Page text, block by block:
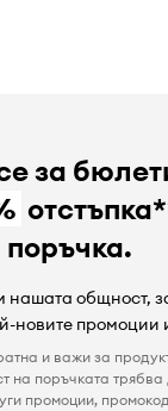
за
поръчка.
нашата общност,
новите промоции
и важи за
на поръчката
промоции,